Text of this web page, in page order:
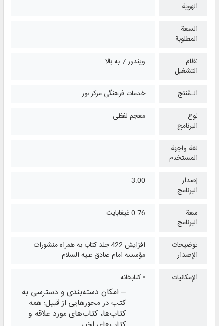
الهوية
السعة
المطلوبة
نظام
التشغیل
ویندوز 7 به بالا
الـمُنتج
خدمات فرهنگی مرکز نور
نوع
البرنامج
معجم لفظی
لغة واجهة
المستخدم
إصدار
البرنامج
3.00
سعة
البرنامج
0.76 غيغابايت
توضيحات
الإصدار
افزایش 422 جلد کتاب به همراه منشورات
مؤسسه امام صادق علیه السلام
الإمكانيات
• کتابخانه
– امکان دسته‌بندی و دسترسی به
کتب در محورهایی از قبیل: همه
کتاب‌ها، کتاب‌های مورد علاقه و